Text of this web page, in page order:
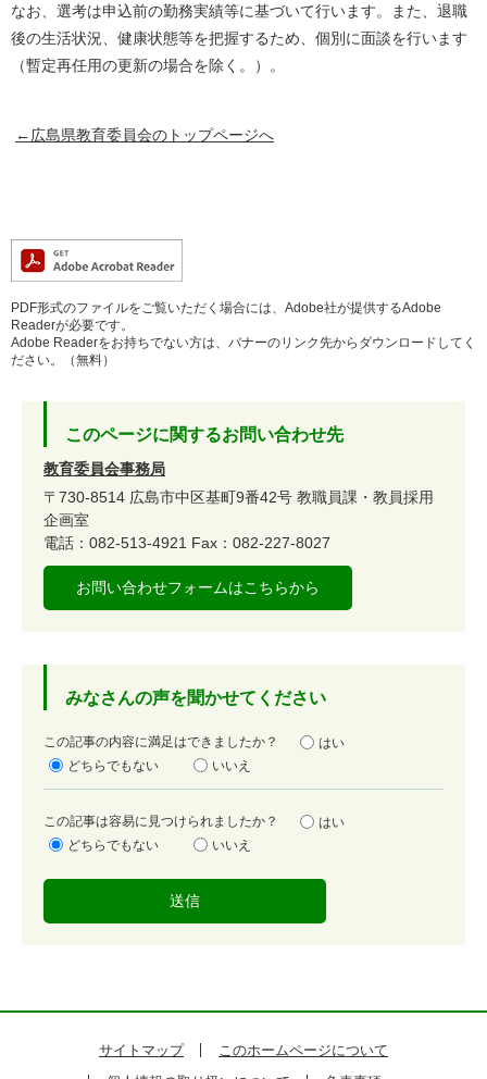
なお、選考は申込前の勤務実績等に基づいて行います。また、退職
後の生活状況、健康状態等を把握するため、個別に面談を行います
（暫定再任用の更新の場合を除く。）。
←広島県教育委員会のトップページへ
PDF形式のファイルをご覧いただく場合には、Adobe社が提供するAdobe
Readerが必要です。
Adobe Readerをお持ちでない方は、バナーのリンク先からダウンロードしてく
ださい。（無料）
このページに関するお問い合わせ先
教育委員会事務局
〒730-8514 広島市中区基町9番42号 教職員課・教員採用
企画室
電話：082-513-4921 Fax：082-227-8027
お問い合わせフォームはこちらから
みなさんの声を聞かせてください
満
足
この記事の内容に満足はできましたか？
はい
どちらでもない
いいえ
容
易
この記事は容易に見つけられましたか？
はい
どちらでもない
いいえ
サイトマップ
このホームページについて